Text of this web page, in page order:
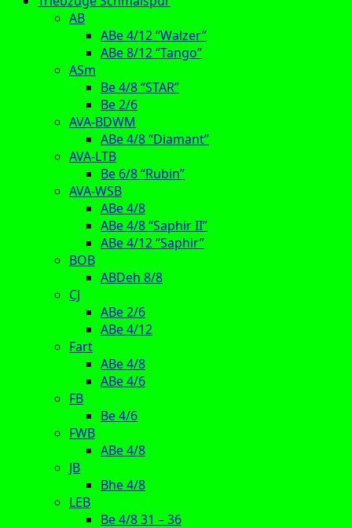
AB
ABe 4/12 “Walzer”
ABe 8/12 “Tango”
ASm
Be 4/8 “STAR”
Be 2/6
AVA-BDWM
ABe 4/8 “Diamant”
AVA-LTB
Be 6/8 “Rubin”
AVA-WSB
ABe 4/8
ABe 4/8 “Saphir II”
ABe 4/12 “Saphir”
BOB
ABDeh 8/8
CJ
ABe 2/6
ABe 4/12
Fart
ABe 4/8
ABe 4/6
FB
Be 4/6
FWB
ABe 4/8
JB
Bhe 4/8
LEB
Be 4/8 31 – 36